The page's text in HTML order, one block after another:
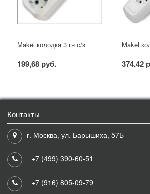
Makel колодка 3 гн с/з
199,68 руб.
Makel
374,42
Контакты
г. Москва, ул. Барышиха, 57Б
+7 (499) 390-60-51
+7 (916) 805-09-79